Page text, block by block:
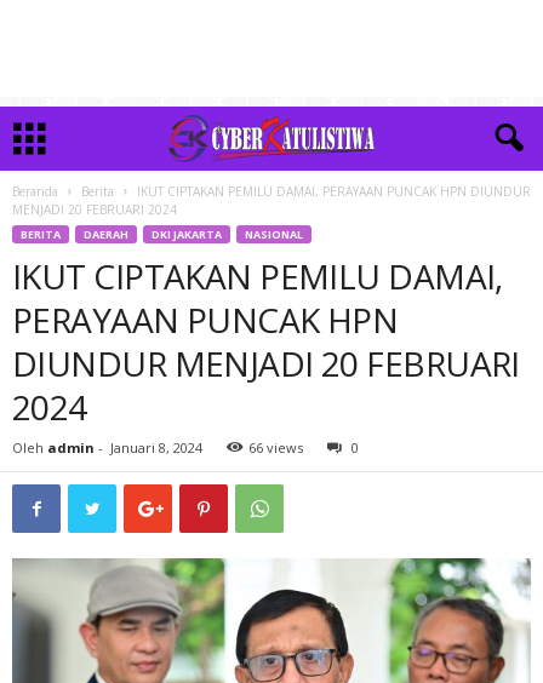
Beranda Berita
IKUT CIPTAKAN PEMILU DAMAI, PERAYAAN PUNCAK HPN DIUNDUR
MENJADI 20 FEBRUARI 2024
BERITA DAERAH DKI JAKARTA NASIONAL
IKUT CIPTAKAN PEMILU DAMAI,
PERAYAAN PUNCAK HPN
DIUNDUR MENJADI 20 FEBRUARI
2024
Oleh admin - Januari 8, 2024 66 views 0